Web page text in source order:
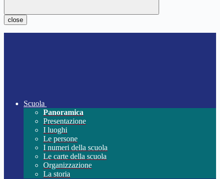
close
Scuola
Panoramica
Presentazione
I luoghi
Le persone
I numeri della scuola
Le carte della scuola
Organizzazione
La storia